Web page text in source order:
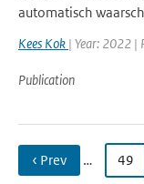
automatisch
Kees Kok | Year: 2022 |
Publication
‹ Prev … 49